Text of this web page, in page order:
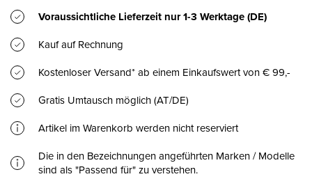
Voraussichtliche Lieferzeit nur1-3 Werktage(DE)
Kauf auf Rechnung
Kostenloser Versand* ab einem Einkaufswert von € 99,-
Gratis Umtausch möglich (AT/DE)
Artikel im Warenkorb werden nicht reserviert
Die in den Bezeichnungen angeführten Marken / Modelle
sind als "Passend für" zu verstehen.